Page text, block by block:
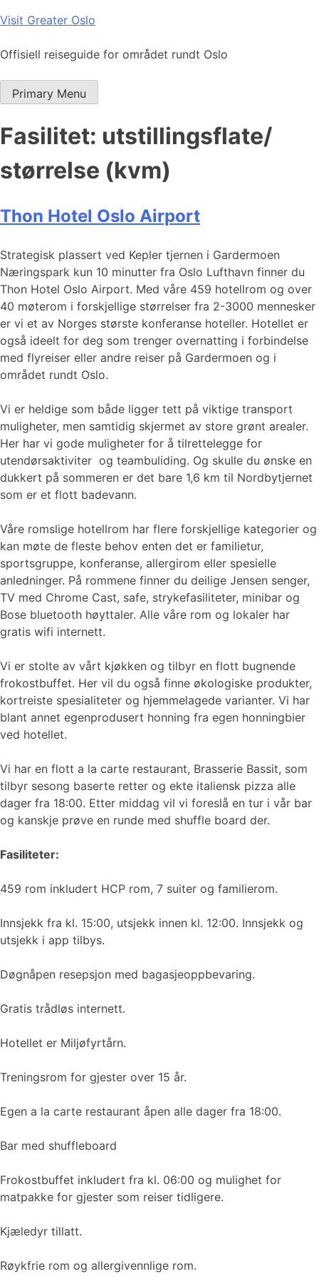
Skip
content
Visit Greater Oslo
Offisiell reiseguide for området rundt Oslo
Primary Menu
Fasilitet: utstillingsflate/
størrelse (kvm)
Thon Hotel Oslo Airport
Strategisk plassert ved Kepler tjernen i Gardermoen
Næringspark kun 10 minutter fra Oslo Lufthavn finner du
Thon Hotel Oslo Airport. Med våre 459 hotellrom og over
40 møterom i forskjellige størrelser fra 2-3000 mennesker
er vi et av Norges største konferanse hoteller. Hotellet er
også ideelt for deg som trenger overnatting i forbindelse
med flyreiser eller andre reiser på Gardermoen og i
området rundt Oslo.
Vi er heldige som både ligger tett på viktige transport
muligheter, men samtidig skjermet av store grønt arealer.
Her har vi gode muligheter for å tilrettelegge for
utendørsaktiviter og teambuliding. Og skulle du ønske en
dukkert på sommeren er det bare 1,6 km til Nordbytjernet
som er et flott badevann.
Våre romslige hotellrom har flere forskjellige kategorier og
kan møte de fleste behov enten det er familietur,
sportsgruppe, konferanse, allergirom eller spesielle
anledninger. På rommene finner du deilige Jensen senger,
TV med Chrome Cast, safe, strykefasiliteter, minibar og
Bose bluetooth høyttaler. Alle våre rom og lokaler har
gratis wifi internett.
Vi er stolte av vårt kjøkken og tilbyr en flott bugnende
frokostbuffet. Her vil du også finne økologiske produkter,
kortreiste spesialiteter og hjemmelagede varianter. Vi har
blant annet egenprodusert honning fra egen honningbier
ved hotellet.
Vi har en flott a la carte restaurant, Brasserie Bassit, som
tilbyr sesong baserte retter og ekte italiensk pizza alle
dager fra 18:00. Etter middag vil vi foreslå en tur i vår bar
og kanskje prøve en runde med shuffle board der.
Fasiliteter:
459 rom inkludert HCP rom, 7 suiter og familierom.
Innsjekk fra kl. 15:00, utsjekk innen kl. 12:00. Innsjekk og
utsjekk i app tilbys.
Døgnåpen resepsjon med bagasjeoppbevaring.
Gratis trådløs internett.
Hotellet er Miljøfyrtårn.
Treningsrom for gjester over 15 år.
Egen a la carte restaurant åpen alle dager fra 18:00.
Bar med shuffleboard
Frokostbuffet inkludert fra kl. 06:00 og mulighet for
matpakke for gjester som reiser tidligere.
Kjæledyr tillatt.
Røykfrie rom og allergivennlige rom.